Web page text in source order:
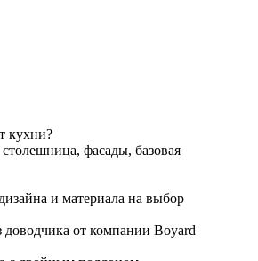
кухни?
фасады, базовая
и материала на выбор
от компании Boyard